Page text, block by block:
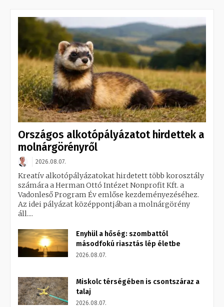
Országos alkotópályázatot hirdettek a
molnárgörényről
2026.08.07.
Kreatív alkotópályázatokat hirdetett több korosztály
számára a Herman Ottó Intézet Nonprofit Kft. a
Vadonleső Program Év emlőse kezdeményezéséhez.
Az idei pályázat középpontjában a molnárgörény
áll....
Enyhül a hőség: szombattól
másodfokú riasztás lép életbe
2026.08.07.
Miskolc térségében is csontszáraz a
talaj
2026.08.07.